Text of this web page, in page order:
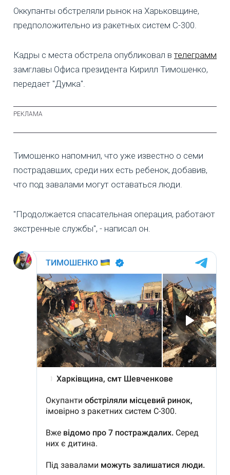
Оккупанты обстреляли рынок на Харьковщине,
предположительно из ракетных систем С-300.
Кадры с места обстрела опубликовал втелеграмм
замглавы Офиса президента Кирилл Тимошенко,
передает "Думка".
Тимошенко напомнил, что уже известно о семи
пострадавших, среди них есть ребенок, добавив,
что под завалами могут оставаться люди.
"Продолжается спасательная операция, работают
экстренные службы", - написал он.